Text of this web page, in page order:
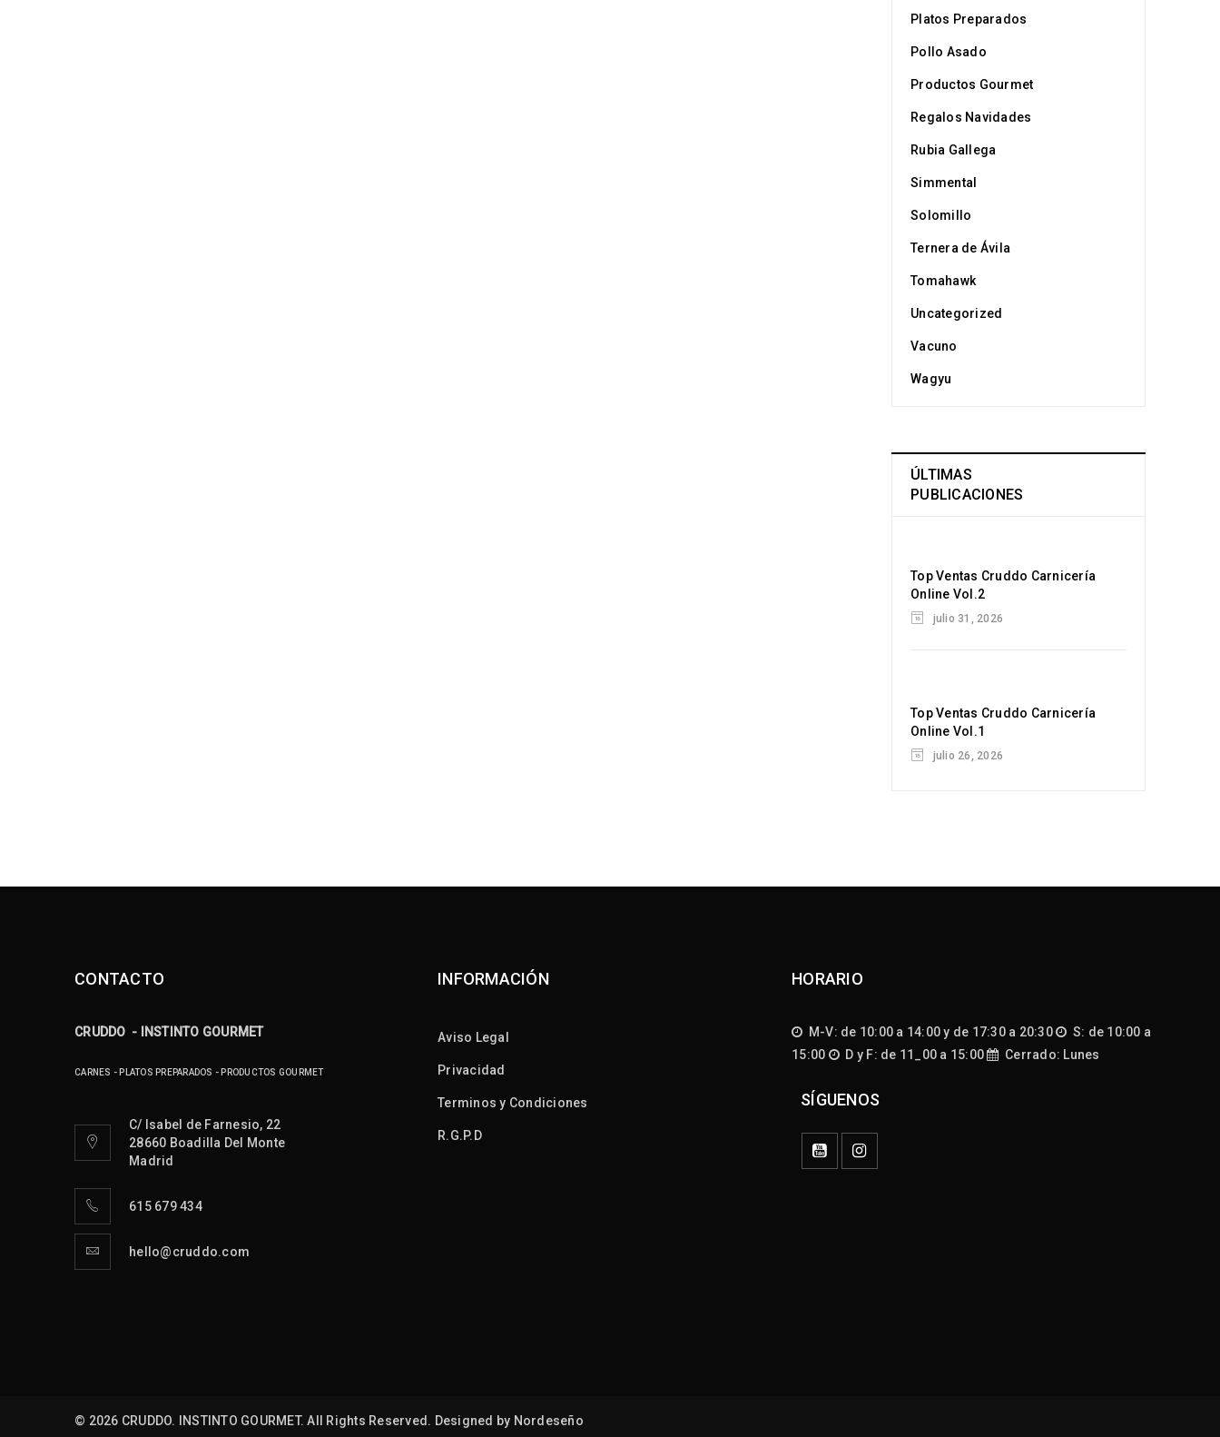
Platos Preparados
Pollo Asado
Productos Gourmet
Regalos Navidades
Rubia Gallega
Simmental
Solomillo
Ternera de Ávila
Tomahawk
Uncategorized
Vacuno
Wagyu
ÚLTIMAS
PUBLICACIONES
Top Ventas Cruddo Carnicería
Online Vol.2
julio 31, 2026
Top Ventas Cruddo Carnicería
Online Vol.1
julio 26, 2026
CONTACTO
CRUDDO - INSTINTO GOURMET
CARNES - PLATOS PREPARADOS - PRODUCTOS GOURMET
C/ Isabel de Farnesio, 22
28660 Boadilla Del Monte
Madrid
615 679 434
hello@cruddo.com
INFORMACIÓN
Aviso Legal
Privacidad
Terminos y Condiciones
R.G.P.D
HORARIO
M-V: de 10:00 a 14:00 y de 17:30 a 20:30
S: de 10:00 a
15:00
D y F: de 11_00 a 15:00 Cerrado: Lunes
SÍGUENOS
© 2026 CRUDDO. INSTINTO GOURMET. All Rights Reserved. Designed by Nordeseño